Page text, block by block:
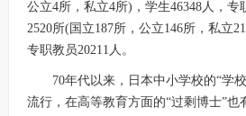
公立4所，私立4所)，学生46348人，专
2520所(国立187所，公立146所，私立
专职教员20211人。
70年代以来，日本中小学校的“学校
流行，在高等教育方面的“过剩博士”也